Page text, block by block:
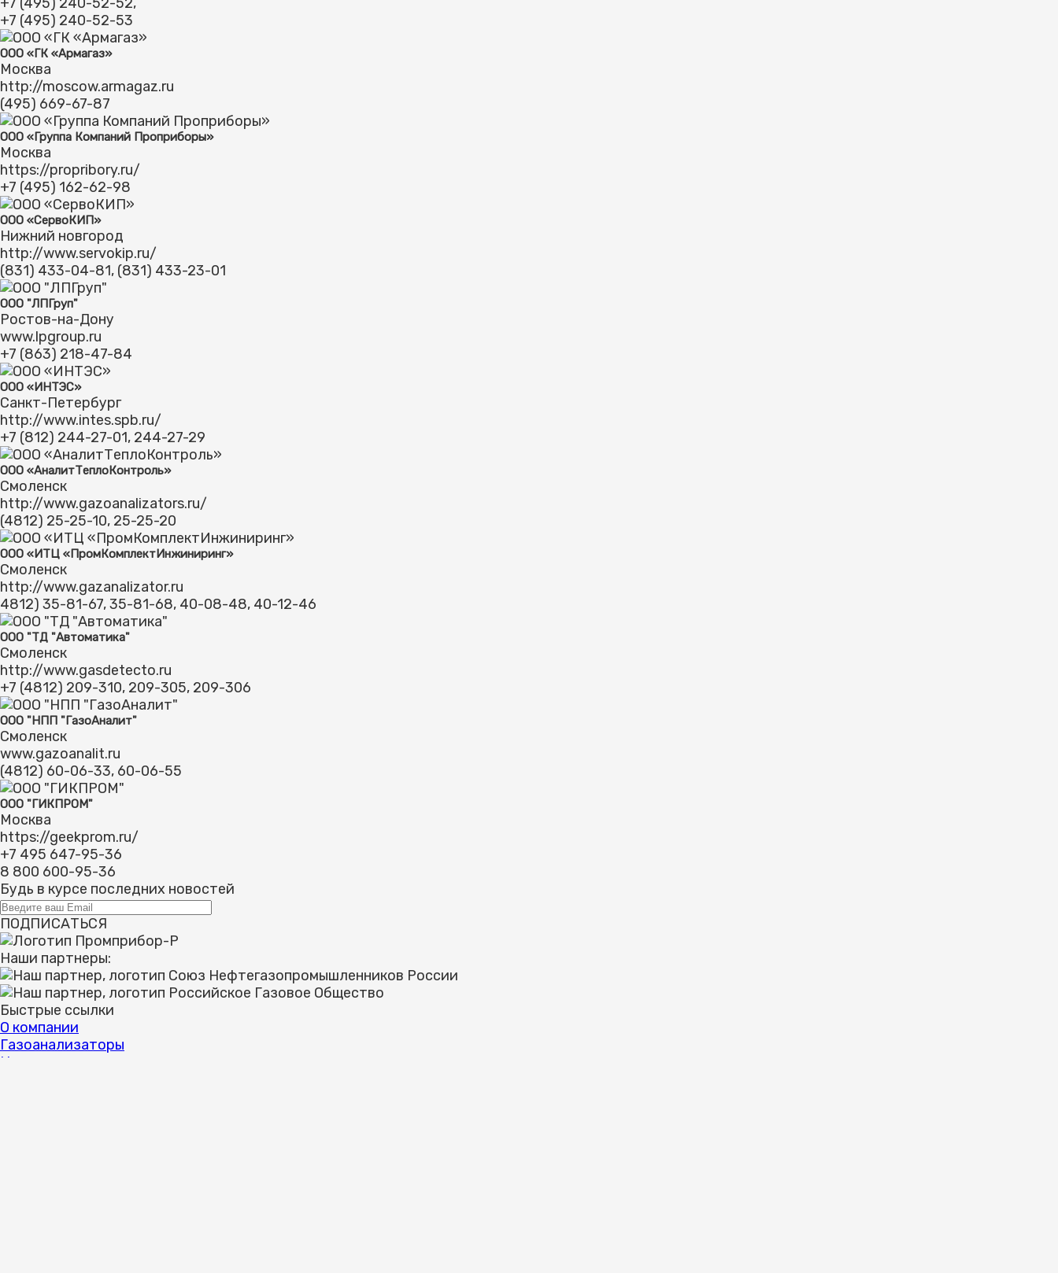
+7 (495) 240-52-53
ООО «ГК «Армагаз»
Москва
http://moscow.armagaz.ru
(495) 669-67-87
ООО «Группа Компаний Проприборы»
Москва
https://propribory.ru/
+7 (495) 162-62-98
ООО «СервоКИП»
Нижний новгород
http://www.servokip.ru/
(831) 433-04-81, (831) 433-23-01
ООО "ЛПГруп"
Ростов-на-Дону
www.lpgroup.ru
+7 (863) 218-47-84
ООО «ИНТЭС»
Санкт-Петербург
http://www.intes.spb.ru/
+7 (812) 244-27-01, 244-27-29
ООО «АналитТепло­Контроль»
Смоленск
http://www.gazoanalizators.ru/
(4812) 25-25-10, 25-25-20
ООО «ИТЦ «ПромКомплект­Инжиниринг»
Смоленск
http://www.gazanalizator.ru
4812) 35-81-67, 35-81-68, 40-08-48, 40-12-46
ООО "ТД "Автоматика"
Смоленск
http://www.gasdetecto.ru
+7 (4812) 209-310, 209-305, 209-306
ООО "НПП "ГазоАналит"
Смоленск
www.gazoanalit.ru
(4812) 60-06-33, 60-06-55
ООО "ГИКПРОМ"
Москва
https://geekprom.ru/
+7 495 647-95-36
8 800 600-95-36
Будь в курсе последних новостей
ПОДПИСАТЬСЯ
Наши партнеры:
Быстрые ссылки
О компании
Газоанализаторы
Цены